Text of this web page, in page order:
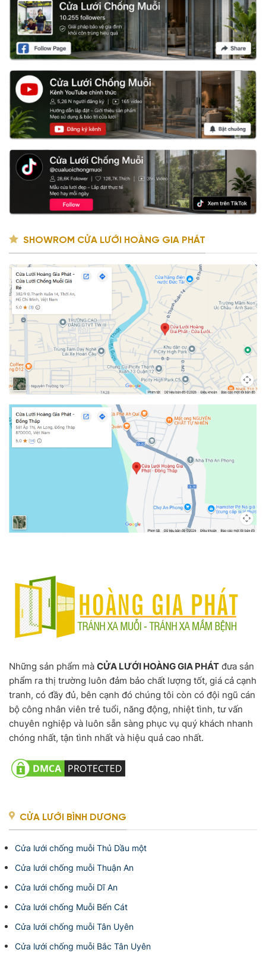
SHOWROM CỬA LƯỚI HOÀNG GIA PHÁT
Những sản phẩm mà CỬA LƯỚI HOÀNG GIA PHÁT đưa sản
phẩm ra thị trường luôn đảm bảo chất lượng tốt, giá cả cạnh
tranh, có đầy đủ, bên cạnh đó chúng tôi còn có đội ngũ cán
bộ công nhân viên trẻ tuổi, năng động, nhiệt tình, tư vấn
chuyên nghiệp và luôn sẵn sàng phục vụ quý khách nhanh
chóng nhất, tận tình nhất và hiệu quả cao nhất.
CỬA LƯỚI BÌNH DƯƠNG
Cửa lưới chống muỗi Thủ Dầu một
Cửa lưới chống muỗi Thuận An
Cửa lưới chống muỗi Dĩ An
Cửa lưới chống Muỗi Bến Cát
Cửa lưới chống muỗi Tân Uyên
Cửa lưới chống muỗi Bắc Tân Uyên